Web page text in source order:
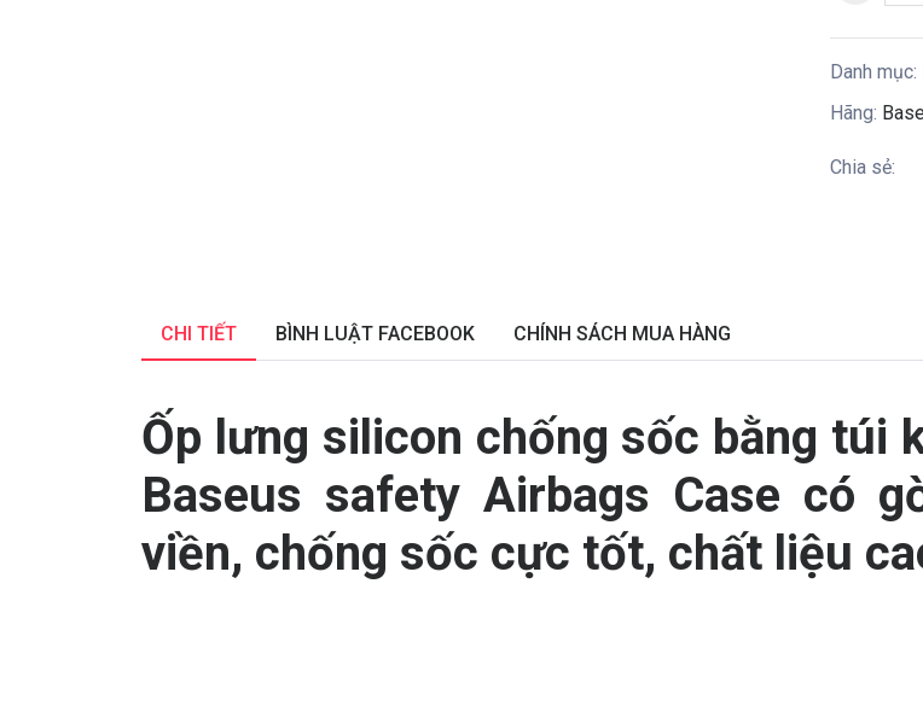
Danh mục:
Hãng:
Chia sẻ:
CHI TIẾT BÌNH LUẬT FACEBOOK CHÍNH SÁCH MUA HÀNG
Ốp lưng silicon chống sốc bằng túi
Baseus safety Airbags Case có
viền, chống sốc cực tốt, chất liệu